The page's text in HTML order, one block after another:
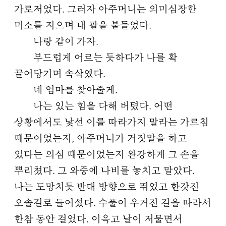
가로저었다. 그러자 아주머니는 의미심장한
미소를 지으며 내 팔을 붙들었다.
나랑 같이 가자.
부드럽게 어르는 듯하다가 나를 확
끌어당기며 속삭였다.
네 엄마를 찾아줄게.
나는 있는 힘을 다해 버텼다. 어떤
상황에서도 낯선 이를 따라가지 말라는 가르침
때문이었는지, 아주머니가 거짓말을 하고
있다는 의심 때문이었는지 완강하게 그 손을
뿌리쳤다. 그 와중에 나비를 놓치고 말았다.
나는 도망치듯 반대 방향으로 뛰었고 한갓진
오솔길로 들어섰다. 수풀이 우거진 길을 따라서
한참 동안 걸었다. 이윽고 날이 저물면서